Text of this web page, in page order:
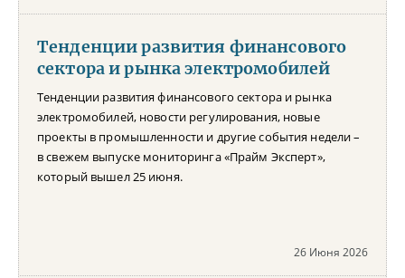
Тенденции развития финансового
сектора и рынка электромобилей
Тенденции развития финансового сектора и рынка
электромобилей, новости регулирования, новые
проекты в промышленности и другие события недели –
в свежем выпуске мониторинга «Прайм Эксперт»,
который вышел 25 июня.
26 Июня 2026